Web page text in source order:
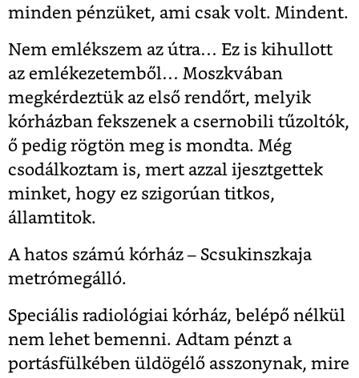
minden pénzüket, ami csak volt. Mindent.
Nem emlékszem az útra… Ez is kihullott
az emlékezetemből… Moszkvában
megkérdeztük az első rendőrt, melyik
kórházban fekszenek a csernobili tűzoltók,
ő pedig rögtön meg is mondta. Még
csodálkoztam is, mert azzal ijesztgettek
minket, hogy ez szigorúan titkos,
államtitok.
A hatos számú kórház – Scsukinszkaja
metrómegálló.
Speciális radiológiai kórház, belépő nélkül
nem lehet bemenni. Adtam pénzt a
portásfülkében üldögélő asszonynak, mire